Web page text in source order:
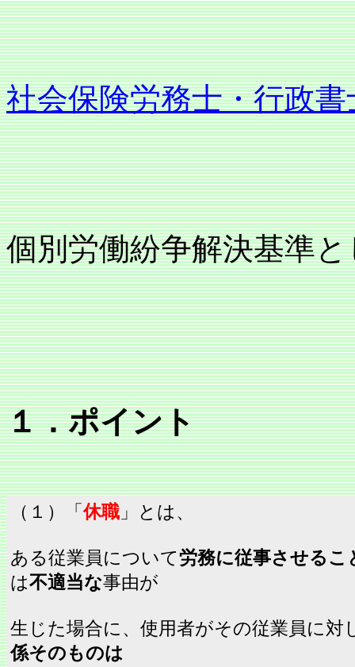
社会保険労務士・行政
個別労働紛争解決基準
１．ポイント
（１）「休職 」とは、
ある従業員について労務に従事させるこ
は不適当な事由が
生じた場合に、使用者がその従業員に対
係そのものは